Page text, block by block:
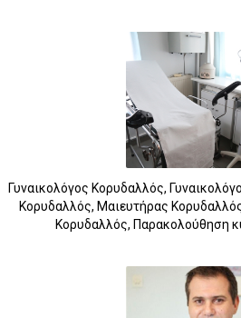
Γυναικολόγος Κορυδαλλός,
Κορυδαλλός, Μαιευτήρας
Κορυδαλλός, Παρακολούθηση